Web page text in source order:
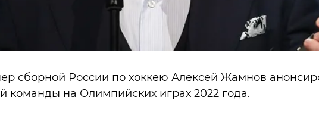
сборной России по хоккею Алексей Жамнов
команды на Олимпийских играх 2022 года.